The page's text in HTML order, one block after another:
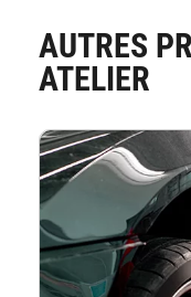
AUTRES
ATELIER